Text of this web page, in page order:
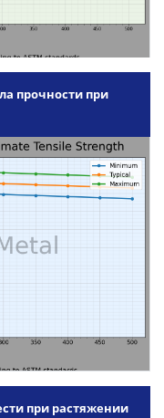
прочности при
при растяжении